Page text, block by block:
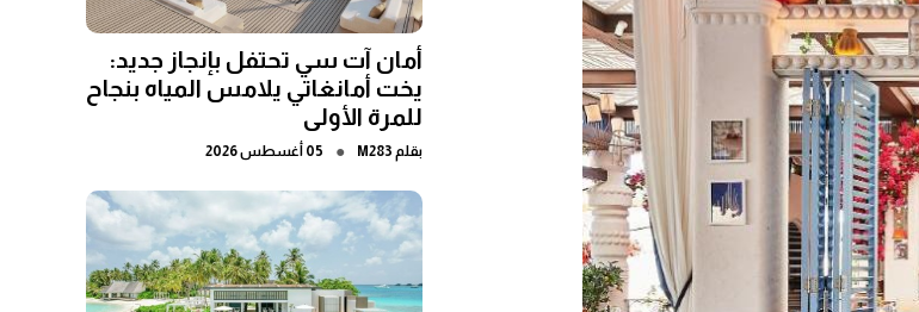
أمان آت سي تحتفل بإنجاز جديد:
يخت أمانغاتي يلامس المياه بنجاح
للمرة الأولى
بقلم M283
● 05 أغسطس 2026